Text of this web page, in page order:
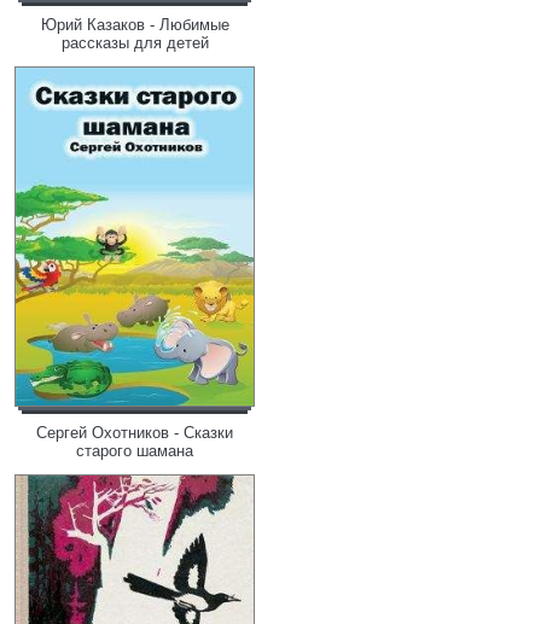
Юрий Казаков - Любимые
рассказы для детей
Сергей Охотников - Сказки
старого шамана